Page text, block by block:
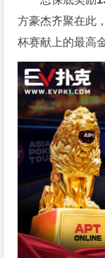
方豪杰齐聚在此
杯赛献上的最高